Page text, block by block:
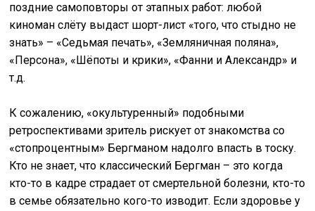
поздние самоповторы от этапных работ: любой
киноман слёту выдаст шорт-лист «того, что стыдно не
знать» – «Седьмая печать», «Земляничная поляна»,
«Персона», «Шёпоты и крики», «Фанни и Александр» и
т.д.
К сожалению, «окультуренный» подобными
ретроспективами зритель рискует от знакомства со
«стопроцентным» Бергманом надолго впасть в тоску.
Кто не знает, что классический Бергман – это когда
кто-то в кадре страдает от смертельной болезни, кто-то
в семье обязательно кого-то изводит. Если здоровье у